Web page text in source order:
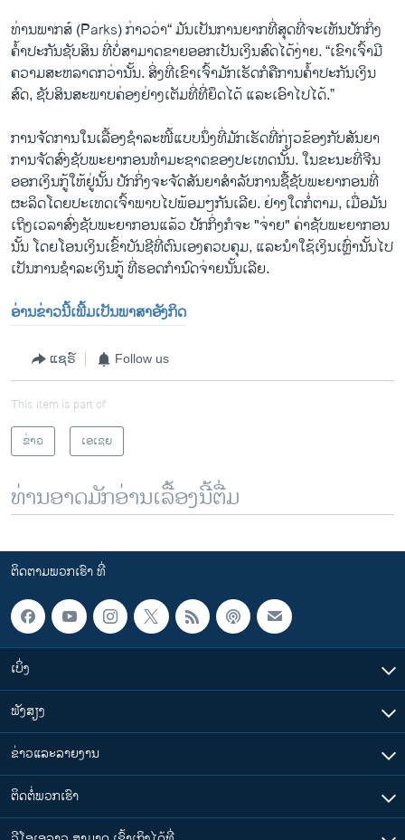
ທ່ານພາກສ໌ (Parks) ກ່າວວ່າ“ ມັນເປັນການຍາກທີ່ສຸດທີ່ຈະເຫັນປັກກິ່ງ
ຄໍ້າປະກັນຊັບສິນ ທີ່ບໍ່ສາມາດຂາຍອອກເປັນເງິນສົດໄດ້ງ່າຍ. “ເຂົາເຈົ້າມີ
ຄວາມສະຫລາດກວ່ານັ້ນ. ສິ່ງທີ່ເຂົາເຈົ້າມັກເຮັດກໍຄືການຄໍ້າປະກັນເງິນ
ສົດ, ຊັບສິນສະພາບຄ່ອງຢ່າງເຕັມທີ່ທີ່ຍຶດໄດ້ ແລະເອົາໄປໄດ້.”
ການຈັດການໃນເລື້ອງຊຳລະໜີ້ແບບນຶ່ງທີ່ມັກເຮັດທີ່ກ່ຽວຂ້ອງກັບສັນຍາ
ການຈັດສົ່ງຊັບພະຍາກອນທຳມະຊາດຂອງປະເທດນັ້ນ. ໃນຂະນະທີ່ຈີນ
ອອກເງິນກູ້ໃຫ້ຢູ່ນັ້ນ ປັກກິ່ງຈະຈັດສັນຍາສໍາລັບການຊື້ຊັບພະຍາກອນທີ່
ຜະລິດໂດຍປະເທດເຈົ້າພາບໄປພ້ອມໆກັນເລີຍ. ຢ່າງໃດກໍ່ຕາມ, ເມື່ອມັນ
ເຖິງເວລາສົ່ງຊັບພະຍາກອນແລ້ວ ປັກກິ່ງກໍຈະ "ຈ່າຍ" ຄ່າຊັບພະຍາກອນ
ນັ້ນ ໂດຍໂອນເງິນເຂົ້າບັນຊີທີ່ຕົນເອງຄວບຄຸມ, ແລະນໍາໃຊ້ເງິນເຫຼົ່ານັ້ນໄປ
ເປັນການຊໍາລະເງິນກູ້ ທີ່ຮອດກໍານົດຈ່າຍນັ້ນເລີຍ.
ອ່ານຂ່າວນີ້ເພີ້ມເປັນພາສາອັງກິດ
ແຊຣ໌ Follow us
This item is part of
ຂ່າວ
ເອເຊຍ
ທ່ານອາດມັກອ່ານເລື້ອງນີ້ຕື່ມ
ຕິດຕາມພວກເຮົາ ທີ່
ເບິ່ງ
ຟັງສຽງ
ຂ່າວແລະລາຍງານ
ຕິດຕໍ່ພວກເຮົາ